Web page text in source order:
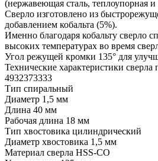
(нержавеющая сталь, теплоупорная и
Сверло изготовлено из
добавлением кобальта (5%).
Именно благодаря кобальту сверло
высоких температурах во время
Угол режущей кромки 135° для
Технические характеристики
4932373333
Тип спиральный
Диаметр 1,5 мм
Длина 40 мм
Рабочая длина 18 мм
Тип хвостовика цилиндрический
Диаметр хвостовика 1,5 мм
Материал сверла HSS-CO